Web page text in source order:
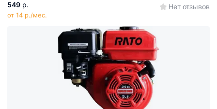
549 р.
от 14 р./мес.
Нет отзывов